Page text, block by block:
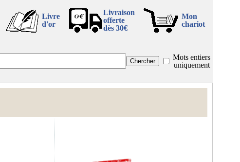
Livre
d'or
Livraison
offerte
dès 30€
Mon
chariot
Mots entiers
uniquement